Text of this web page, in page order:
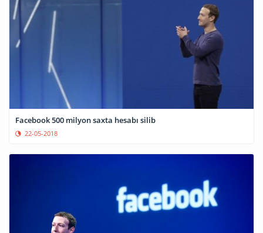
Facebook 500 milyon saxta hesabı silib
22-05-2018